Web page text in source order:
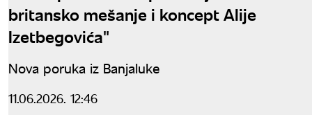
britansko mešanje i koncept Alije
Izetbegovića"
Nova poruka iz Banjaluke
11.06.2026. 12:46